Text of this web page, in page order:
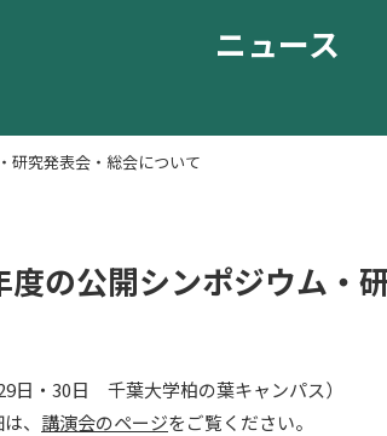
ニュース
研究発表会・総会について
度の公開シンポジウム・
29日・30日 千葉大学柏の葉キャンパス）
、 講演会のページをご覧ください。